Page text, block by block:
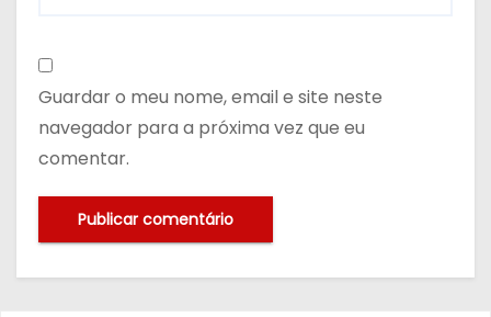
Guardar o meu nome, email e site neste
navegador para a próxima vez que eu
comentar.